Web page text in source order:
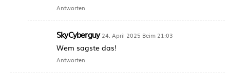
Antworten
SkyCyberguy 24. April 2025 Beim 21:03
Wem sagste das!
Antworten